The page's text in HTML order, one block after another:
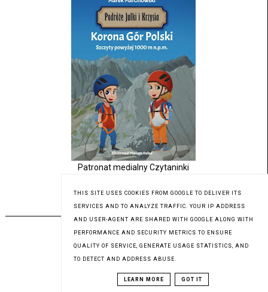
Patronat medialny Czytaninki
PREMIERA 18.07.2023
THIS SITE USES COOKIES FROM GOOGLE TO DELIVER ITS
SERVICES AND TO ANALYZE TRAFFIC. YOUR IP ADDRESS
AND USER-AGENT ARE SHARED WITH GOOGLE ALONG WITH
PERFORMANCE AND SECURITY METRICS TO ENSURE
QUALITY OF SERVICE, GENERATE USAGE STATISTICS, AND
TO DETECT AND ADDRESS ABUSE.
LEARN MORE GOT IT